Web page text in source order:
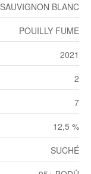
SAUVIGNON BLANC
POUILLY FUME
2021
2
7
12,5 %
SUCHÉ